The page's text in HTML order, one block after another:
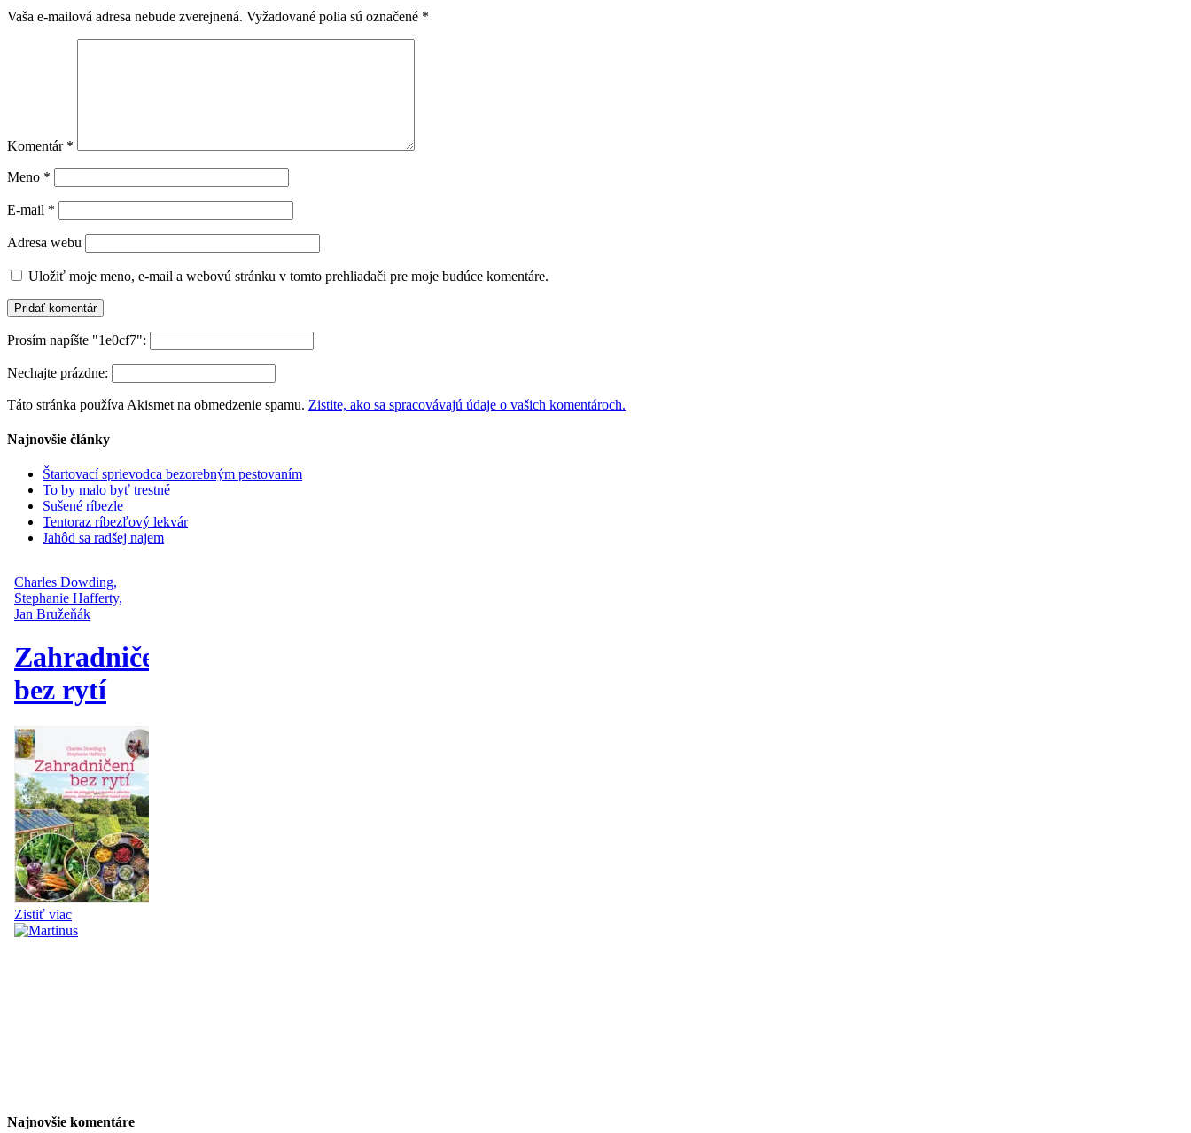
Vaša e-mailová adresa nebude zverejnená. Vyžadované polia sú označené *
Komentár *
Meno *
E-mail *
Adresa webu
Uložiť moje meno, e-mail a webovú stránku v tomto prehliadači pre moje budúce komentáre.
Prosím napíšte "1e0cf7":
Nechajte prázdne:
Táto stránka používa Akismet na obmedzenie spamu. Zistite, ako sa spracovávajú údaje o vašich komentároch.
Najnovšie články
Štartovací sprievodca bezorebným pestovaním
To by malo byť trestné
Sušené ríbezle
Tentoraz ríbezľový lekvár
Jahôd sa radšej najem
Najnovšie komentáre